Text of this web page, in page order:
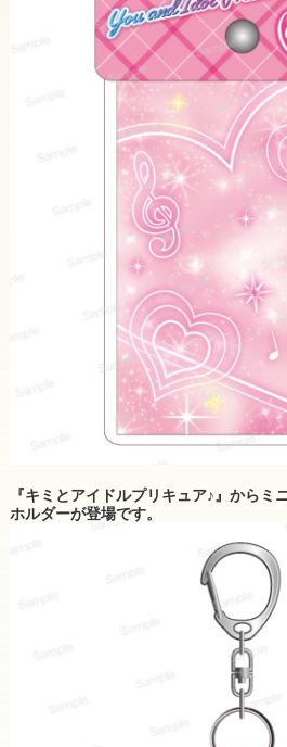
『キミとアイドルプリキュア♪』からミ
ホルダーが登場です。